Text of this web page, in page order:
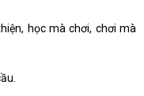
học mà chơi, chơi mà